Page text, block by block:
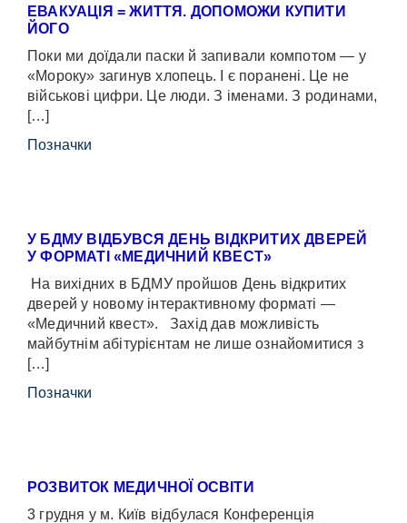
ЕВАКУАЦІЯ = ЖИТТЯ. ДОПОМОЖИ КУПИТИ
ЙОГО
Поки ми доїдали паски й запивали компотом — у
«Мороку» загинув хлопець. І є поранені. Це не
військові цифри. Це люди. З іменами. З родинами,
[…]
Позначки
У БДМУ ВІДБУВСЯ ДЕНЬ ВІДКРИТИХ ДВЕРЕЙ
У ФОРМАТІ «МЕДИЧНИЙ КВЕСТ»
На вихідних в БДМУ пройшов День відкритих
дверей у новому інтерактивному форматі —
«Медичний квест». Захід дав можливість
майбутнім абітурієнтам не лише ознайомитися з
[…]
Позначки
РОЗВИТОК МЕДИЧНОЇ ОСВІТИ
3 грудня у м. Київ відбулася Конференція